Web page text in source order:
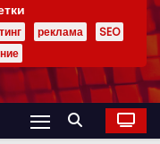
реклама
SEO